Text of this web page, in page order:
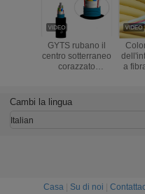
GYTS rubano il
centro sotterraneo
corazzato
fibra di vetro di
a
Cambi la lingua
Italian
Casa Su di noi